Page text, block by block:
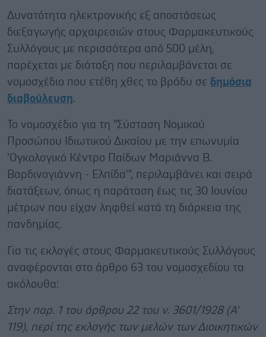
Δυνατότητα ηλεκτρονικής εξ αποστάσεως
διεξαγωγής αρχαιρεσιών στους Φαρμακευτικούς
Συλλόγους με περισσότερα από 500 μέλη,
παρέχεται με διάταξη που περιλαμβάνεται σε
νομοσχέδιο που ετέθη χθες το βράδυ σε δημόσια
διαβούλευση.
Το νομοσχέδιο για τη "Σύσταση Νομικού
Προσώπου Ιδιωτικού Δικαίου με την επωνυμία
'Ογκολογικό Κέντρο Παίδων Μαριάννα Β.
Βαρδινογιάννη - Ελπίδα'", περιλαμβάνει και σειρά
διατάξεων, όπως η παράταση έως τις 30 Ιουνίου
μέτρων που είχαν ληφθεί κατά τη διάρκεια της
πανδημίας.
Για τις εκλογές στους Φαρμακευτικούς Συλλόγους
αναφέρονται στο άρθρο 63 του νομοσχεδίου τα
ακόλουθα:
Στην παρ. 1 του άρθρου 22 του ν. 3601/1928 (Α’
119), περί της εκλογής των μελών των Διοικητικών